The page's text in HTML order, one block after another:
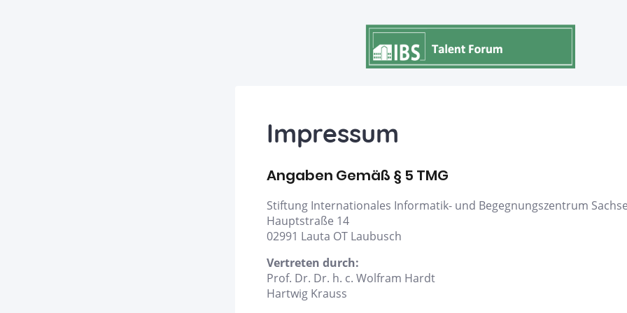
Impressum
Angaben Gemäß § 5 TMG
Stiftung Internationales Informatik- und Begegnungszentrum
Hauptstraße 14
02991 Lauta OT Laubusch
Vertreten durch:
Prof. Dr. Dr. h. c. Wolfram Hardt
Hartwig Krauss